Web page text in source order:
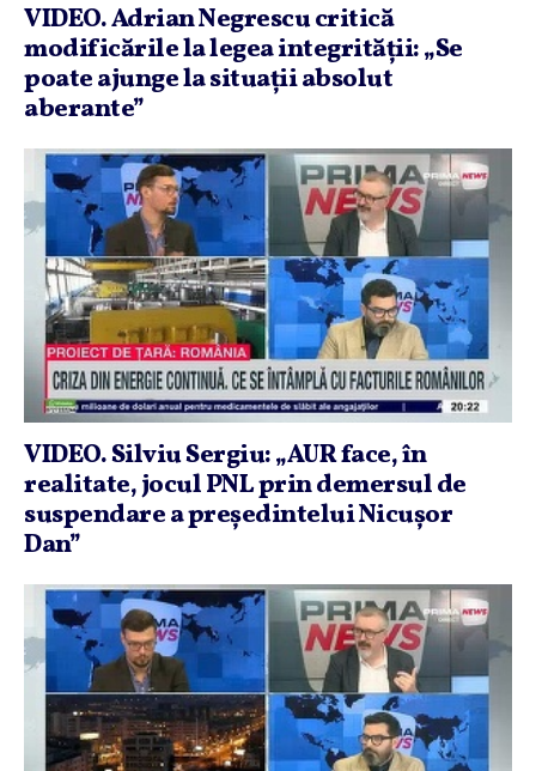
VIDEO. Adrian Negrescu critică
modificările la legea integrităţii: „Se
poate ajunge la situaţii absolut
aberante”
VIDEO. Silviu Sergiu: „AUR face, în
realitate, jocul PNL prin demersul de
suspendare a preşedintelui Nicuşor
Dan”